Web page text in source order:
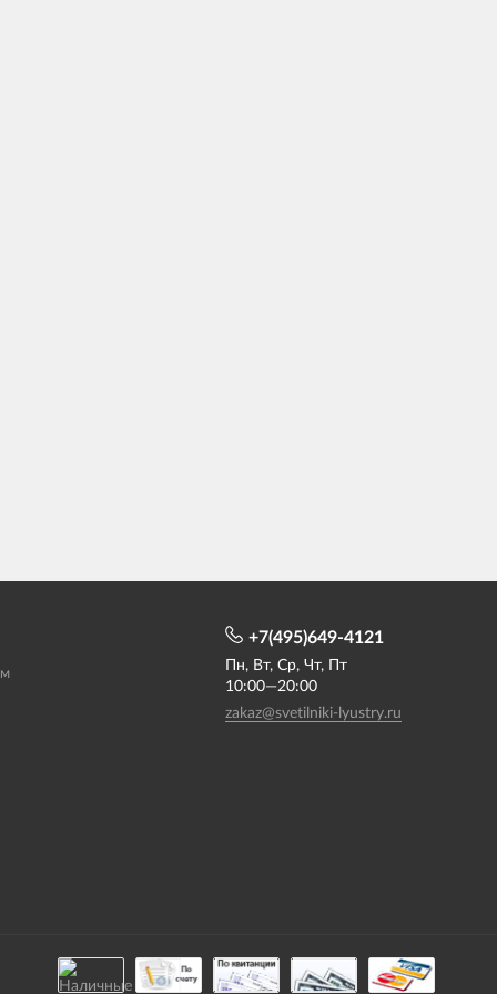
+7(495)649-4121
Пн, Вт, Ср, Чт, Пт
10:00—20:00
zakaz@svetilniki-lyustry.ru